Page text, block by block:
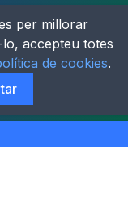
per millorar
accepteu totes
de cookies.